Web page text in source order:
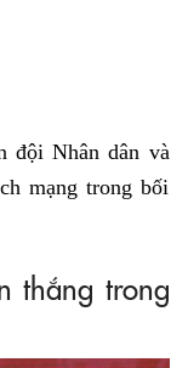
đội Nhân dân và
mạng trong bối
thắng trong